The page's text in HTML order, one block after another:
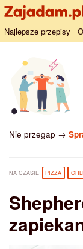
Najlepsze przepisy
Nie przegap →
NA CZASIE PIZZA